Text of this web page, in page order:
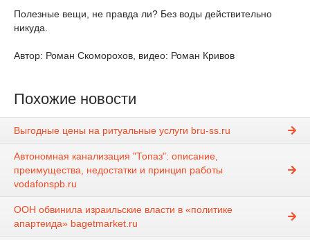
Полезные вещи, не правда ли? Без воды действительно
никуда.
Автор: Роман Скоморохов, видео: Роман Кривов
Похожие новости
Выгодные цены на ритуальные услуги bru-ss.ru
Автономная канализация "Топаз": описание,
преимущества, недостатки и принцип работы
vodafonspb.ru
ООН обвинила израильские власти в «политике
апартеида» bagetmarket.ru